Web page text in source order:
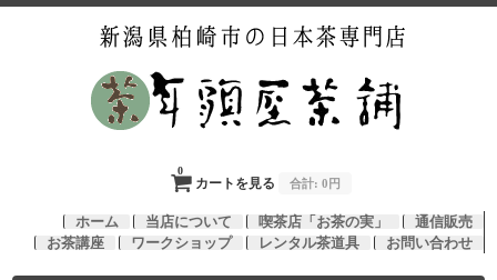
カートを見る
0
合計: 0円
ホーム 当店について 喫茶店「お茶の実」
通信販売
お茶講座
ワークショップ レンタル茶道具 お問い合わせ